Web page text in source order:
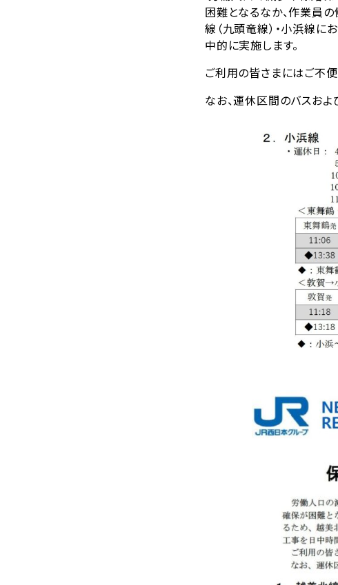
困難となるなか、作業員
線（九頭竜線）・小浜線
中的に実施します。
ご利用の皆さまにはご不
なお、運休区間のバスお